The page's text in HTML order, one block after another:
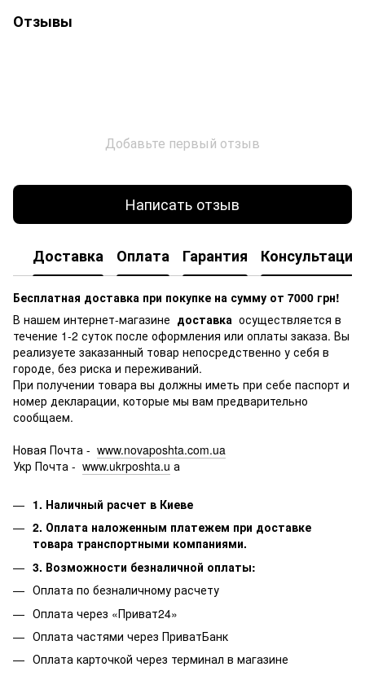
Отзывы
Добавьте первый отзыв
Написать отзыв
Доставка Оплата Гарантия Консультация
Бесплатная доставка при покупке на сумму от 7000 грн!
В нашем интернет-магазине доставка осуществляется в
течение 1-2 суток после оформления или оплаты заказа. Вы
реализуете заказанный товар непосредственно у себя в
городе, без риска и переживаний.
При получении товара вы должны иметь при себе паспорт и
номер декларации, которые мы вам предварительно
сообщаем.
Новая Почта - www.novaposhta.com.ua
Укр Почта - www.ukrposhta.u а
1. Наличный расчет в Киеве
2. Оплата наложенным платежем при доставке
товара транспортными компаниями.
3. Возможности безналичной оплаты:
Оплата по безналичному расчету
Оплата через «Приват24»
Оплата частями через ПриватБанк
Оплата карточкой через терминал в магазине